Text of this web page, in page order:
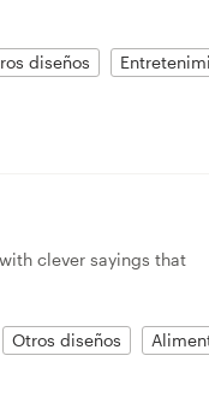
diseños
clever sayings that
Otros diseños